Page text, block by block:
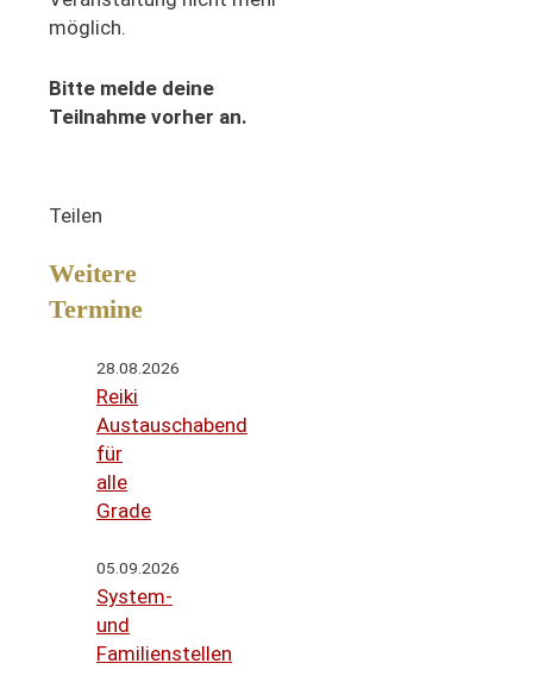
möglich.
Bitte melde deine
Teilnahme vorher an.
Teilen
Weitere
Termine
28.08.2026
Reiki
Austauschabend
für
alle
Grade
05.09.2026
System-
und
Familienstellen